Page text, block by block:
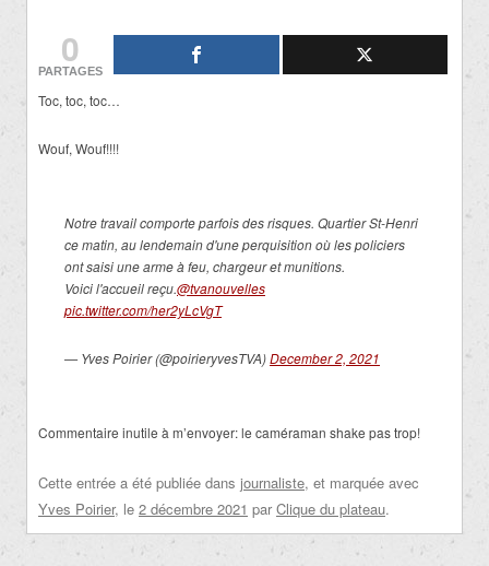
0
PARTAGES
Toc, toc, toc…
Wouf, Wouf!!!!
Notre travail comporte parfois des risques. Quartier St-Henri
ce matin, au lendemain d'une perquisition où les policiers
ont saisi une arme à feu, chargeur et munitions.
Voici l'accueil reçu.@tvanouvelles
pic.twitter.com/her2yLcVgT
— Yves Poirier (@poirieryvesTVA)December 2, 2021
Commentaire inutile à m’envoyer: le caméraman shake pas trop!
Cette entrée a été publiée dans journaliste, et marquée avec
Yves Poirier, le 2 décembre 2021 par Clique du plateau.